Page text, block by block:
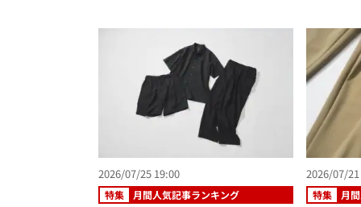
2026/07/25 19:00
特集 月間人気記事ランキング
2026/07/
特集 月